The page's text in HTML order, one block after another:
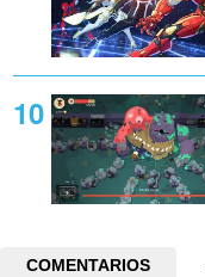
COMENTARIOS